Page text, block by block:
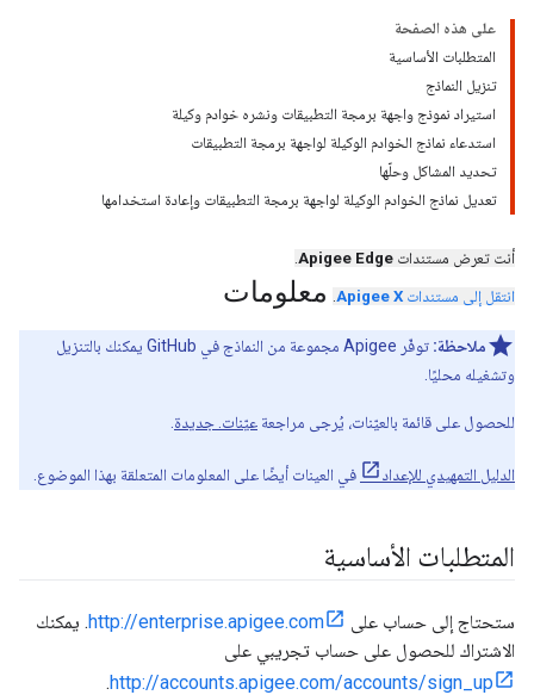
على هذه الصفحة
المتطلبات الأساسية
تنزيل النماذج
استيراد نموذج واجهة برمجة التطبيقات ونشره خوادم وكيلة
استدعاء نماذج الخوادم الوكيلة لواجهة برمجة التطبيقات
تحديد المشاكل وحلّها
تعديل نماذج الخوادم الوكيلة لواجهة برمجة التطبيقات وإعادة استخدامها
أنت تعرض مستندات Apigee Edge
.
انتقل إلى مستندات Apigee X
. معلومات
ملاحظة:
توفّر Apigee مجموعة من النماذج في GitHub يمكنك بالتنزيل
وتشغيله محليًا.
للحصول على قائمة بالعيّنات، يُرجى مراجعة عيّنات. جديدة
الدليل التمهيدي للإعداد في العينات أيضًا على المعلومات المتعلقة بهذا الموضوع.
المتطلبات الأساسية
ستحتاج إلى حساب على http://enterprise.apigee.com. يمكنك
الاشتراك للحصول على حساب تجريبي على
http://accounts.apigee.com/accounts/sign_up
.